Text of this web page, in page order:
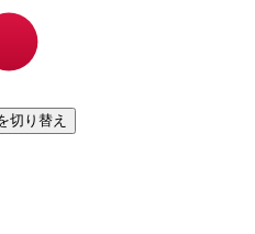
切り替え